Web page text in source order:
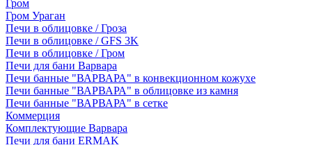
Гром
Гром Ураган
Печи в облицовке / Гроза
Печи в облицовке / GFS 3K
Печи в облицовке / Гром
Печи для бани Варвара
Печи банные "ВАРВАРА" в конвекционном кожухе
Печи банные "ВАРВАРА" в облицовке из камня
Печи банные "ВАРВАРА" в сетке
Коммерция
Комплектующие Варвара
Печи для бани ERMAK